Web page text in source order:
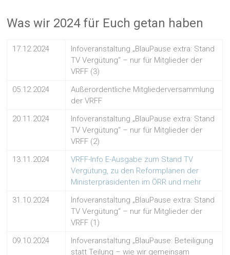
Was wir 2024 für Euch getan haben
17.12.2024
Infoveranstaltung „BlauPause extra: Stand
TV Vergütung“ – nur für Mitglieder der
VRFF (3)
05.12.2024
Außerordentliche Mitgliederversammlung
der VRFF
20.11.2024
Infoveranstaltung „BlauPause extra: Stand
TV Vergütung“ – nur für Mitglieder der
VRFF (2)
13.11.2024
VRFF-Info E-Ausgabe zum Stand TV
Vergütung, zu den Reformplänen der
Ministerpräsidenten im ÖRR und mehr
31.10.2024
Infoveranstaltung „BlauPause extra: Stand
TV Vergütung“ – nur für Mitglieder der
VRFF (1)
09.10.2024
Infoveranstaltung „BlauPause: Beteiligung
statt Teilung – wie wir gemeinsam